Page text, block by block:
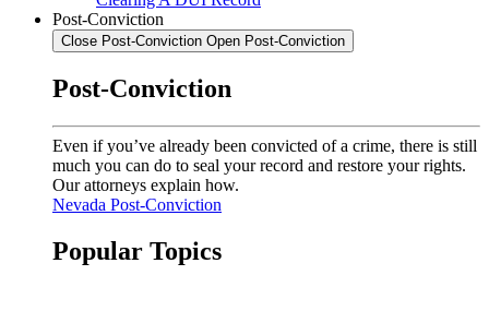
Post-Conviction
Close Post-Conviction Open Post-Conviction
Post-Conviction
Even if you’ve already been convicted of a crime, there is still
much you can do to seal your record and restore your rights.
Our attorneys explain how.
Nevada Post-Conviction
Popular Topics